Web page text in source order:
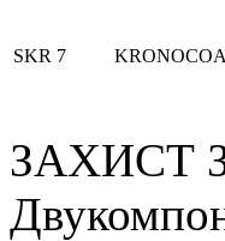
SKR 7
ЗАХИСТ